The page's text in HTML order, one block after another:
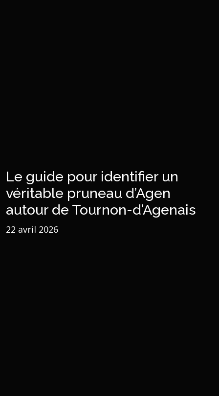
Le guide pour identifier un
véritable pruneau d’Agen
autour de Tournon-d’Agenais
22 avril 2026